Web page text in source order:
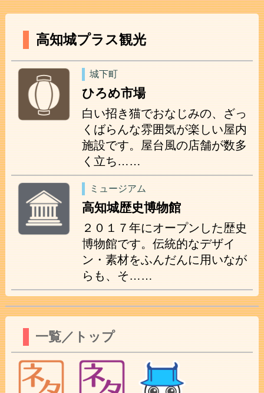
高知城プラス観光
城下町
ひろめ市場
白い招き猫でおなじみの、ざっ
くばらんな雰囲気が楽しい屋内
施設です。屋台風の店舗が数多
く立ち……
ミュージアム
高知城歴史博物館
２０１７年にオープンした歴史
博物館です。伝統的なデザイ
ン・素材をふんだんに用いなが
らも、そ……
一覧／トップ